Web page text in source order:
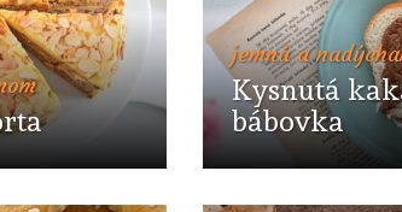
jemná a
Kysnutá
bábovka